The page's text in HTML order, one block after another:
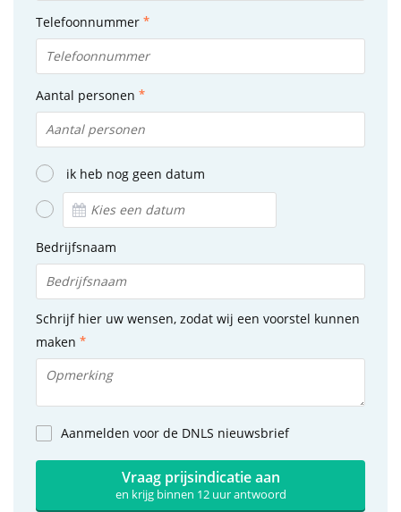
Telefoonnummer
Aantal personen
ik heb nog geen datum
Bedrijfsnaam
Schrijf hier uw wensen, zodat wij een voorstel kunnen
maken
Aanmelden voor de DNLS nieuwsbrief
Vraag prijsindicatie aan
en krijg binnen 12 uur antwoord